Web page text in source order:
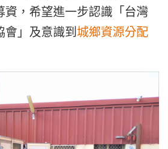
資，希望進一步認識「台灣
會」及意識到 城鄉資源分配